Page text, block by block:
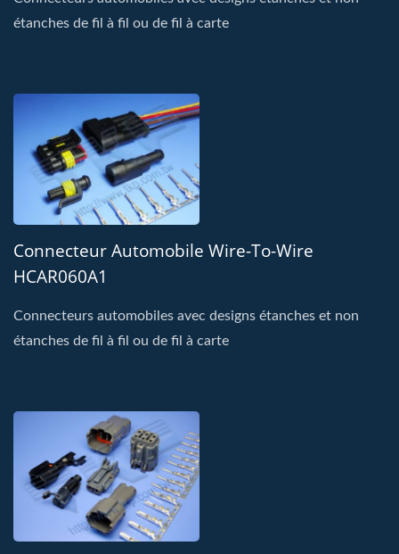
étanches de fil à fil ou de fil à carte
Connecteur Automobile Wire-To-Wire
HCAR060A1
Connecteurs automobiles avec designs étanches et non
étanches de fil à fil ou de fil à carte